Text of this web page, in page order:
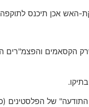
האש אכן תיכנס
שרק הקסאמים
התודעה" של